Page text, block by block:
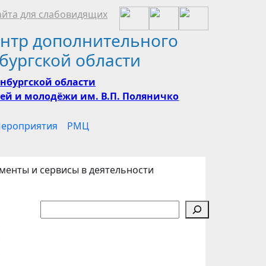
для слабовидящих
дополнительного
области
области
и молодёжи им. В.П. Поляничко
РМЦ
и сервисы в деятельности